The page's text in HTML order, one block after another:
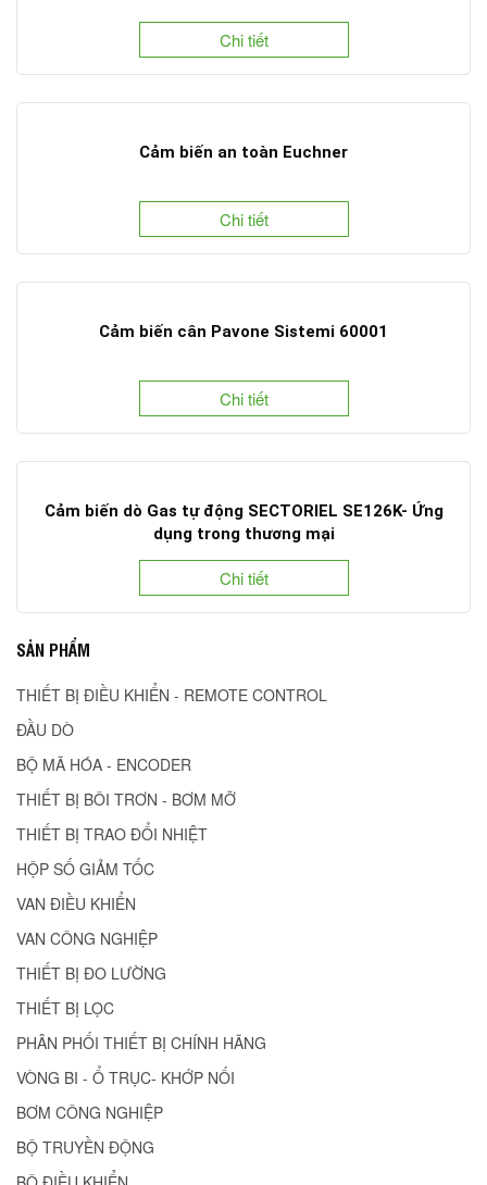
Chi tiết
Cảm biến an toàn Euchner
Chi tiết
Cảm biến cân Pavone Sistemi 60001
Chi tiết
Cảm biến dò Gas tự động SECTORIEL SE126K- Ứng
dụng trong thương mại
Chi tiết
SẢN PHẨM
THIẾT BỊ ĐIỀU KHIỂN - REMOTE CONTROL
ĐẦU DÒ
BỘ MÃ HÓA - ENCODER
THIẾT BỊ BÔI TRƠN - BƠM MỠ
THIẾT BỊ TRAO ĐỔI NHIỆT
HỘP SỐ GIẢM TỐC
VAN ĐIỀU KHIỂN
VAN CÔNG NGHIỆP
THIẾT BỊ ĐO LƯỜNG
THIẾT BỊ LỌC
PHÂN PHỐI THIẾT BỊ CHÍNH HÃNG
VÒNG BI - Ổ TRỤC- KHỚP NỐI
BƠM CÔNG NGHIỆP
BỘ TRUYỀN ĐỘNG